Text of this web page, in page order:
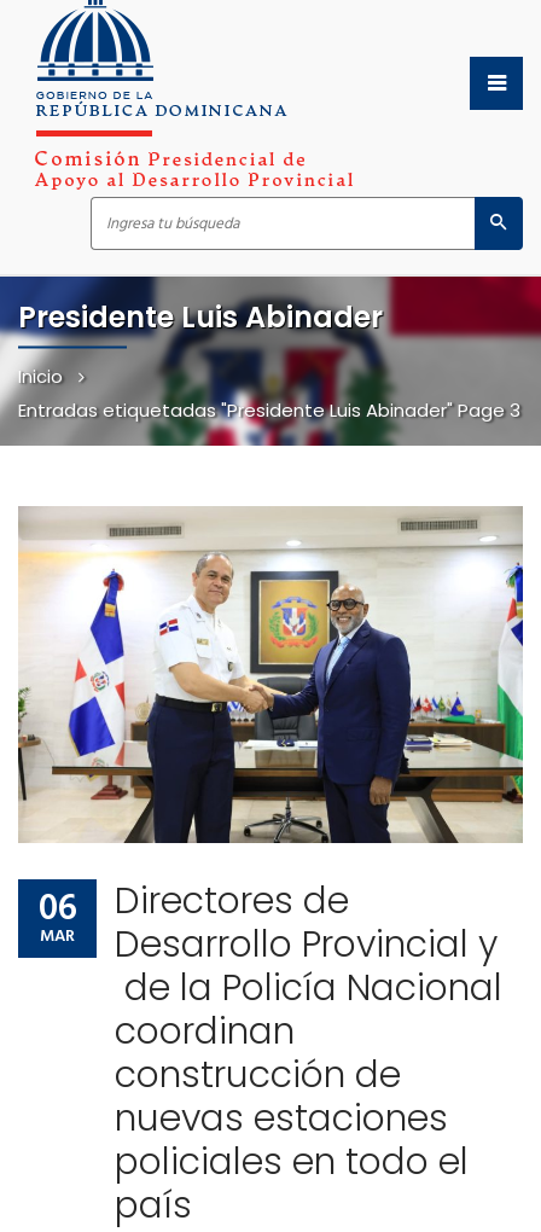
Inicio
Sobre Nosotros
Transparencia
Noticias
Comunidad de ayuda
Contactos
Inicio
Sobre Nosotros
Servicios
Transparencia
Comunidad de ayuda
Contactos
Presidente Luis Abinader
Inicio
Entradas etiquetadas "Presidente Luis Abinader"Page 3
06
MAR
Directores de
Desarrollo Provincial y
de la Policía Nacional
coordinan
construcción de
nuevas estaciones
policiales en todo el
país